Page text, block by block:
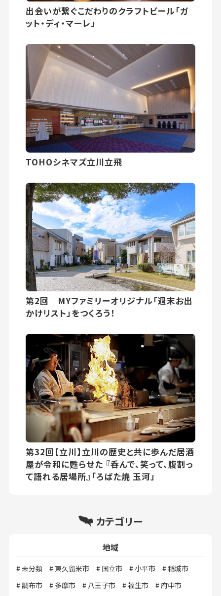
出会いが繋ぐこだわりのクラフトビール「ガ
ット・ディ・マーレ」
TOHOシネマズ立川立飛
第2回 MYファミリーオリジナル「週末お出
かけリスト」をつくろう！
第32回【立川】立川の歴史と共に歩んだ居酒
屋が令和に甦らせた 『呑んで、笑って、腹割っ
て語れる居場所』「ろばた焼 玉河」
カテゴリー
地域
未分類 東久留米市 国立市 小平市
稲城市
調布市
多摩市 八王子市 福生市
府中市